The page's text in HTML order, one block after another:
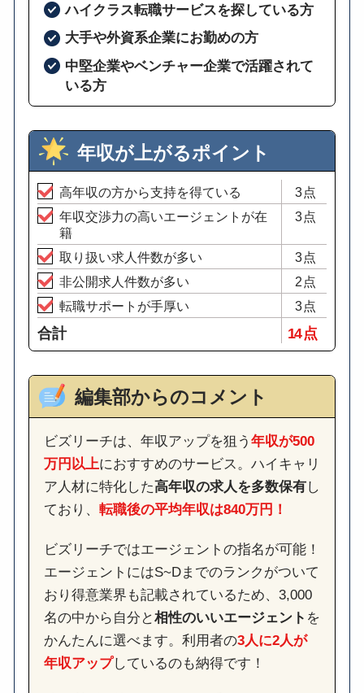
ハイクラス転職サービスを探している方
大手や外資系企業にお勤めの方
中堅企業やベンチャー企業で活躍されて
いる方
年収が上がるポイント
高年収の方から支持を得ている
3点
年収交渉力の高いエージェントが在
籍
3点
取り扱い求人件数が多い
3点
非公開求人件数が多い
2点
転職サポートが手厚い
3点
合計 14 点
編集部からのコメント
ビズリーチは、年収アップを狙う 年収が500
万円以上におすすめのサービス。ハイキャリ
ア人材に特化した高年収の求人を多数保有し
ており、 転職後の平均年収は840万円！
ビズリーチではエージェントの指名が可能！
エージェントにはS~Dまでのランクがついて
おり得意業界も記載されているため、3,000
名の中から自分と相性のいいエージェント を
かんたんに選べます。利用者の3人に2人が
年収アップしているのも納得です！